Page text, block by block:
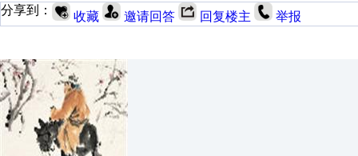
分享到：
收藏 邀请回答 回复楼主 举报